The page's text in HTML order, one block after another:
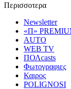
Περισσοτερα
Newsletter
«Π»
AUTO
WEB TV
ΠΟΛcasts
Φωτογραφιες
Καιρος
POLIGNOSI